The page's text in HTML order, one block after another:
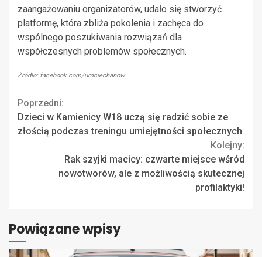
zaangażowaniu organizatorów, udało się stworzyć
platformę, która zbliża pokolenia i zachęca do
wspólnego poszukiwania rozwiązań dla
współczesnych problemów społecznych.
Źródło: facebook.com/umciechanow
Continue
Reading
Poprzedni:
Dzieci w Kamienicy W18 uczą się radzić sobie ze
złością podczas treningu umiejętności społecznych
Kolejny:
Rak szyjki macicy: czwarte miejsce wśród
nowotworów, ale z możliwością skutecznej
profilaktyki!
Powiązane wpisy